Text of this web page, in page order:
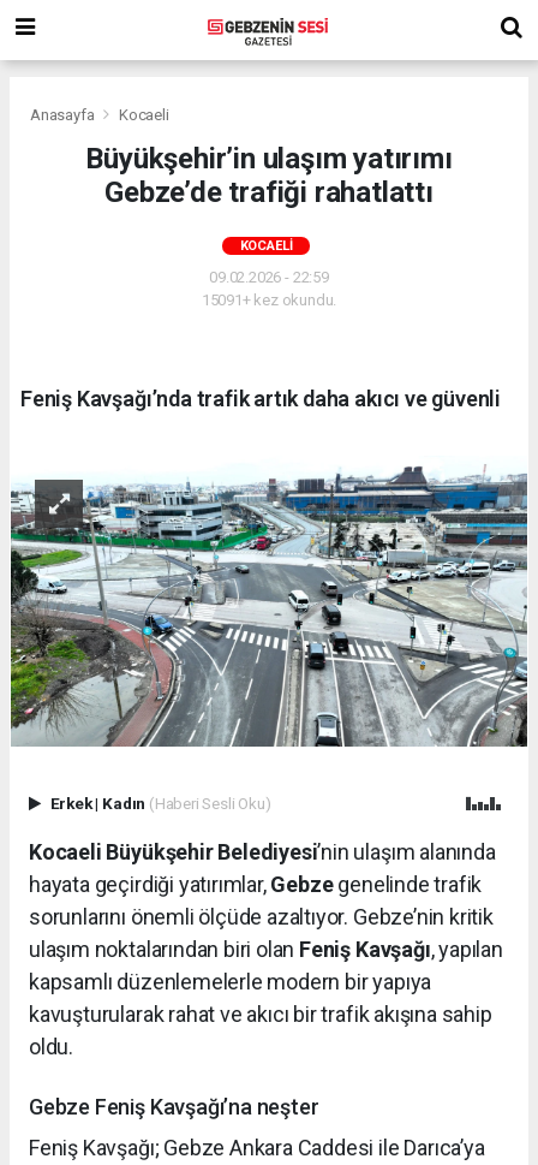
Anasayfa Kocaeli
Büyükşehir’in ulaşım yatırımı
Gebze’de trafiği rahatlattı
KOCAELI
09.02.2026 - 22:59
15091+ kez okundu.
Feniş Kavşağı’nda trafik artık daha akıcı ve güvenli
Erkek| Kadın (Haberi Sesli Oku)
Kocaeli Büyükşehir Belediyesi’nin ulaşım alanında
hayata geçirdiği yatırımlar,Gebzegenelinde trafik
sorunlarını önemli ölçüde azaltıyor. Gebze’nin kritik
ulaşım noktalarından biri olan Feniş Kavşağı, yapılan
kapsamlı düzenlemelerle modern bir yapıya
kavuşturularak rahat ve akıcı bir trafik akışına sahip
oldu.
Gebze Feniş Kavşağı’na neşter
Feniş Kavşağı; Gebze Ankara Caddesi ile Darıca’ya